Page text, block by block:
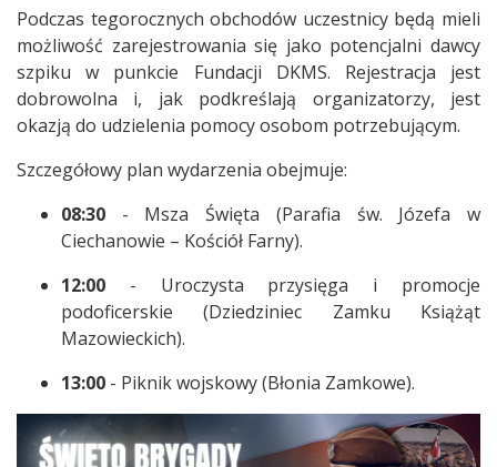
Podczas tegorocznych obchodów uczestnicy będą mieli
możliwość zarejestrowania się jako potencjalni dawcy
szpiku w punkcie Fundacji DKMS. Rejestracja jest
dobrowolna i, jak podkreślają organizatorzy, jest
okazją do udzielenia pomocy osobom potrzebującym.
Szczegółowy plan wydarzenia obejmuje:
08:30 - Msza Święta (Parafia św. Józefa w
Ciechanowie – Kościół Farny).
12:00 - Uroczysta przysięga i promocje
podoficerskie (Dziedziniec Zamku Książąt
Mazowieckich).
13:00 - Piknik wojskowy (Błonia Zamkowe).